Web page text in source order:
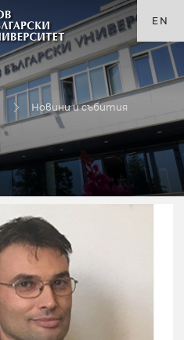
EN
Новини и събития